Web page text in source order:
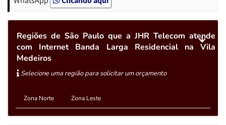
Regiões de São Paulo que a JHR Telecom atende
com Internet Banda Larga Residencial na Vila
Medeiros
Selecione uma região para solicitar um orçamento
Zona Norte Zona Leste